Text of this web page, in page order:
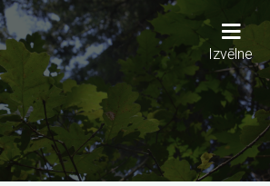
Main
navigation
Izvēlne